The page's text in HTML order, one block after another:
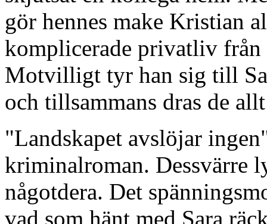
gör hennes make Kristian
komplicerade privatliv från
Motvilligt tyr han sig till
och tillsammans dras de
"Landskapet avslöjar
kriminalroman. Dessvärre
någotdera. Det
vad som hänt med Sara